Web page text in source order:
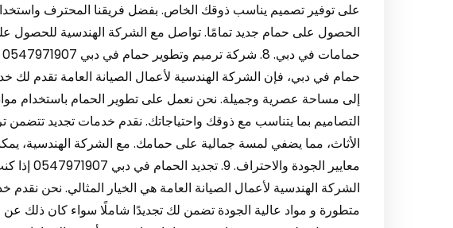
على توفير تصميم يناسب ذوقك الخاص. بفضل فريقنا المحترف
الحصول على حمام جديد تمامًا. تواصل مع الشركة الهندسية
حمام في دبي، فإن الشركة الهندسية لأعمال الصيانة العامة تقدم لك
إلى مساحة عصرية وجميلة. نحن نعمل على تطوير الحمام باستخدام مواد
التصاميم بما يتناسب مع ذوقك واحتياجاتك. نقدم خدمات تجديد
الأثاث، مما يضفي لمسة جمالية على حمامك. مع الشركة الهندسية،
معايير
الشركة الهندسية لأعمال الصيانة العامة هي الخيار المثالي. نحن نقدم
متطورة و مواد عالية الجودة تضمن لك تجديدًا شاملًا سواء كان ذلك عن